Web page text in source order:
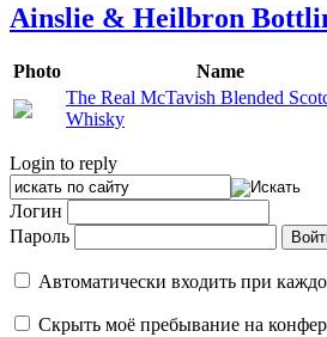
Ainslie & Heilbron
Photo Name
The Real McTavish Blended
Whisky
Login to reply
Логин
Пароль
Автоматически входить при
Скрыть моё пребывание на